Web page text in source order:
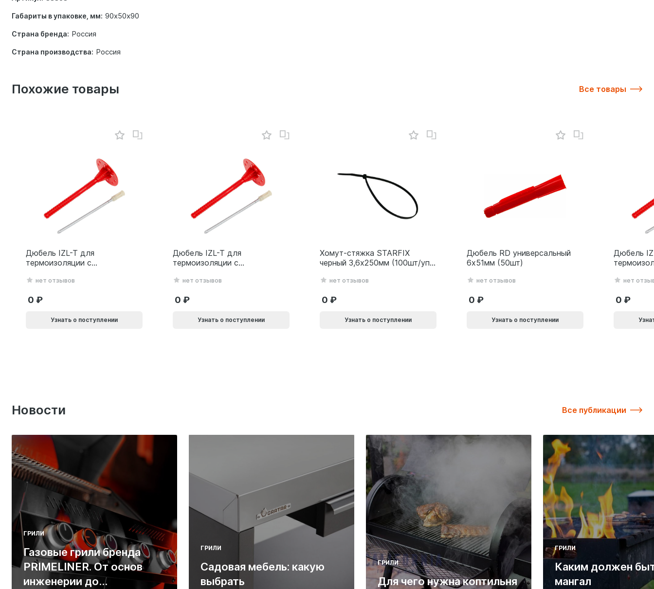
Габариты в упаковке, мм: 90х50х90
Страна бренда: Россия
Страна производства: Россия
Похожие товары Все товары
Дюбель IZL-T для
термоизоляции с
10х200мм 10L
нет отзывов
0
Узнать о поступлении
Дюбель IZL-T для
термоизоляции с
10х160мм 10L
нет отзывов
0
Узнать о поступлении
Хомут-стяжка STARFIX
черный 3,6х250мм (100шт/уп)
нет отзывов
0
Узнать о поступлении
Дюбель RD универсальный
6х51мм (50шт)
нет отзывов
0
Узнать о поступлении
Дюбель
10х140мм
нет
0
Новости Все публикации
ГРИЛИ
Газовые грили бренда
PRIMELINER. От основ
инженерии до
ГРИЛИ
Садовая мебель: какую
выбрать
ГРИЛИ
Для чего нужна коптильня
ГРИЛИ
Каким должен
мангал